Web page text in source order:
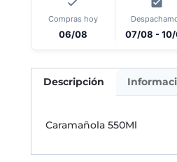
Compras hoy
06/08 07/08 -
Descripción
Caramañola 550Ml